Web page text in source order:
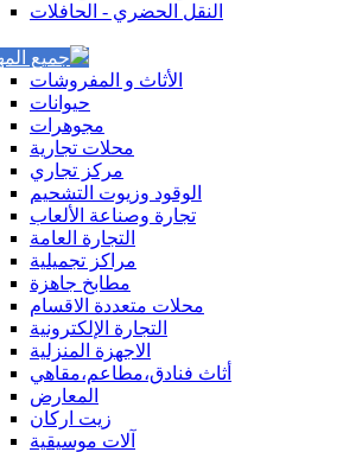
النقل الحضري - الحافلات
الأثاث و المفروشات
حيوانات
مجوهرات
محلات تجارية
مركز تجاري
الوقود وزيوت التشحيم
تجارة وصناعة الألعاب
التجارة العامة
مراكز تجميلية
مطابخ جاهزة
محلات متعددة الاقسام
التجارة الإلكترونية
الاجهزة المنزلية
أثاث فنادق،مطاعم،مقاهي
المعارض
زيت اركان
آلات موسيقية